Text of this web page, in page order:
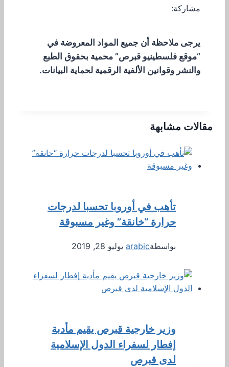
مشاركة:
يرجى ملاحظة أن جميع المواد المعروضة في
“موقع فلسطينيو قبرص” محمية بحقوق الطبع
والنشر وقوانين الألفية الرقمية لحماية البيانات.
مقالات مشابهة
تأهب في أوروبا تحسبا لدرجات
حرارة “خانقة” وغير مسبوقة
بواسطةarabic يوليو 28, 2019
وزير خارجية قبرص يقيم مأدبة
إفطار لسفراء الدول الإسلامية
لدى قبرص